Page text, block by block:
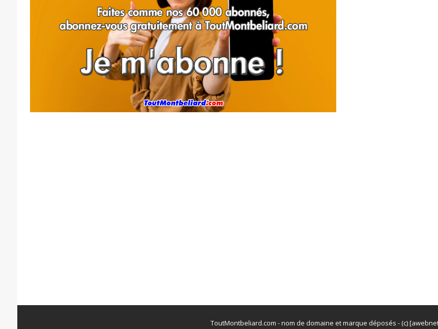
ToutMontbeliard.com - nom de domaine et marque déposés - (c)